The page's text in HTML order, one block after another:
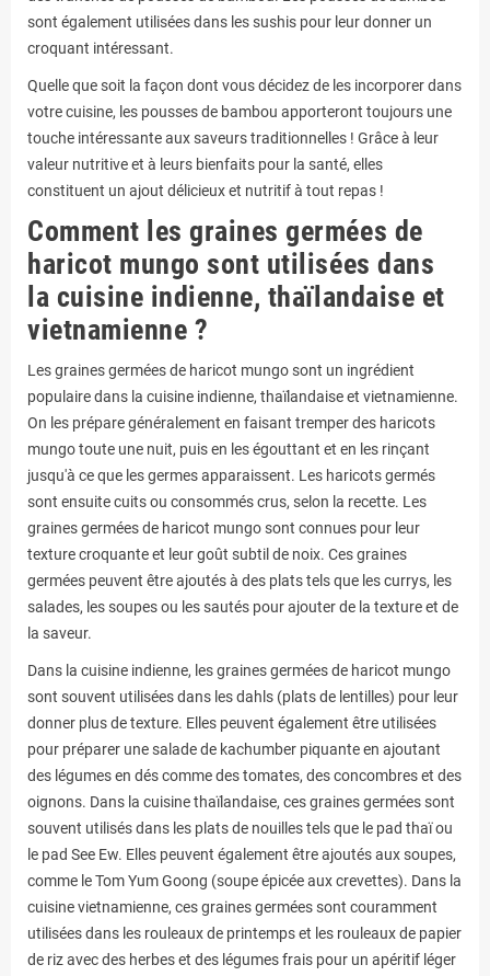
sont également utilisées dans les sushis pour leur donner un
croquant intéressant.
Quelle que soit la façon dont vous décidez de les incorporer dans
votre cuisine, les pousses de bambou apporteront toujours une
touche intéressante aux saveurs traditionnelles ! Grâce à leur
valeur nutritive et à leurs bienfaits pour la santé, elles
constituent un ajout délicieux et nutritif à tout repas !
Comment les graines germées de
haricot mungo sont utilisées dans
la cuisine indienne, thaïlandaise et
vietnamienne ?
Les graines germées de haricot mungo sont un ingrédient
populaire dans la cuisine indienne, thaïlandaise et vietnamienne.
On les prépare généralement en faisant tremper des haricots
mungo toute une nuit, puis en les égouttant et en les rinçant
jusqu'à ce que les germes apparaissent. Les haricots germés
sont ensuite cuits ou consommés crus, selon la recette. Les
graines germées de haricot mungo sont connues pour leur
texture croquante et leur goût subtil de noix. Ces graines
germées peuvent être ajoutés à des plats tels que les currys, les
salades, les soupes ou les sautés pour ajouter de la texture et de
la saveur.
Dans la cuisine indienne, les graines germées de haricot mungo
sont souvent utilisées dans les dahls (plats de lentilles) pour leur
donner plus de texture. Elles peuvent également être utilisées
pour préparer une salade de kachumber piquante en ajoutant
des légumes en dés comme des tomates, des concombres et des
oignons. Dans la cuisine thaïlandaise, ces graines germées sont
souvent utilisés dans les plats de nouilles tels que le pad thaï ou
le pad See Ew. Elles peuvent également être ajoutés aux soupes,
comme le Tom Yum Goong (soupe épicée aux crevettes). Dans la
cuisine vietnamienne, ces graines germées sont couramment
utilisées dans les rouleaux de printemps et les rouleaux de papier
de riz avec des herbes et des légumes frais pour un apéritif léger